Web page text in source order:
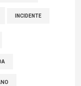
INCIDENTE